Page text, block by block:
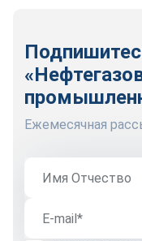
Ежемесячная